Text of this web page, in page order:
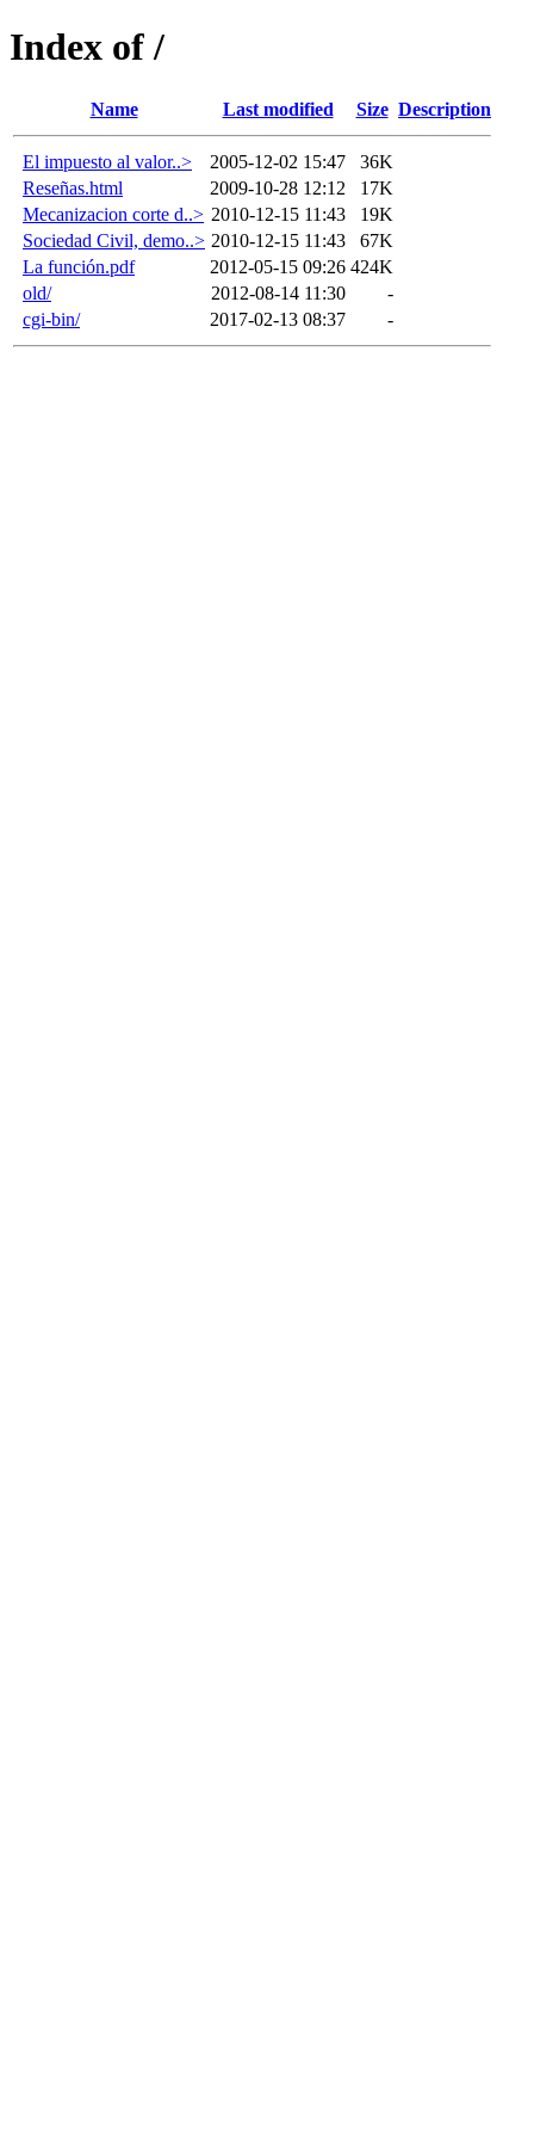
Index of /
Name Last modified Size Description
El impuesto al valor..> 2005-12-02 15:47
36K
Reseñas.html
2009-10-28 12:12
17K
Mecanizacion corte d..> 2010-12-15 11:43
19K
Sociedad Civil, demo..> 2010-12-15 11:43
67K
La función.pdf
2012-05-15 09:26 424K
old/
2012-08-14 11:30
-
cgi-bin/
2017-02-13 08:37 -